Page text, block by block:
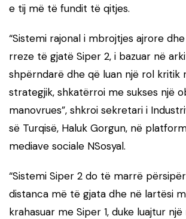
e tij më të fundit të qitjes.
“Sistemi rajonal i mbrojtjes ajrore
rreze të gjatë Siper 2, i bazuar në
shpërndarë dhe që luan një rol kritik
strategjik, shkatërroi me sukses një
manovrues”, shkroi sekretari i
së Turqisë, Haluk Gorgun, në
mediave sociale NSosyal.
“Sistemi Siper 2 do të marrë
distanca më të gjata dhe në lartësi
krahasuar me Siper 1, duke luajtur